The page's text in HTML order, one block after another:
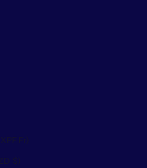
Nouvelle-Calédonie (XPF Fr)
Nouvelle-Zélande (NZD $)